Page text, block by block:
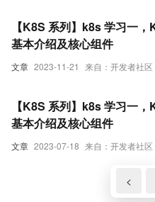
文章 2023-11-21 来自：开发者社区
【K8S 系列】k8s 学习一
基本介绍及核心组件
文章 2023-07-18 来自：开发者社区
【K8S 系列】k8s 学习一
基本介绍及核心组件
<